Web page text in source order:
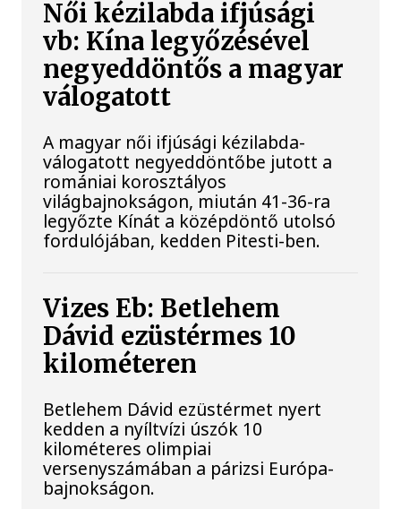
Női kézilabda ifjúsági
vb: Kína legyőzésével
negyeddöntős a magyar
válogatott
A magyar női ifjúsági kézilabda-
válogatott negyeddöntőbe jutott a
romániai korosztályos
világbajnokságon, miután 41-36-ra
legyőzte Kínát a középdöntő utolsó
fordulójában, kedden Pitesti-ben.
Vizes Eb: Betlehem
Dávid ezüstérmes 10
kilométeren
Betlehem Dávid ezüstérmet nyert
kedden a nyíltvízi úszók 10
kilométeres olimpiai
versenyszámában a párizsi Európa-
bajnokságon.